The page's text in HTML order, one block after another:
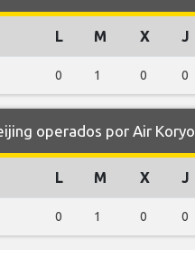
L M X J
0 1 0 0
operados por Air Koryo
L M X J
0 1 0 0